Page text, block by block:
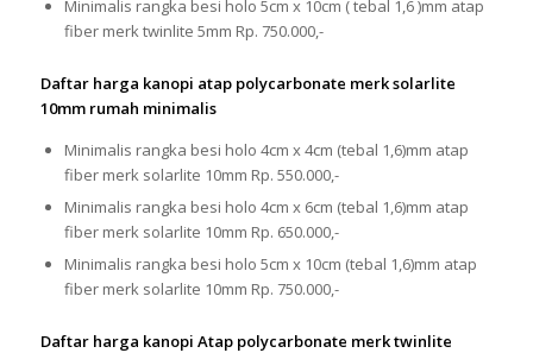
Minimalis rangka besi holo 5cm x 10cm ( tebal 1,6 )mm atap
fiber merk twinlite 5mm Rp. 750.000,-
Daftar harga kanopi atap polycarbonate merk solarlite
10mm rumah minimalis
Minimalis rangka besi holo 4cm x 4cm (tebal 1,6)mm atap
fiber merk solarlite 10mm Rp. 550.000,-
Minimalis rangka besi holo 4cm x 6cm (tebal 1,6)mm atap
fiber merk solarlite 10mm Rp. 650.000,-
Minimalis rangka besi holo 5cm x 10cm (tebal 1,6)mm atap
fiber merk solarlite 10mm Rp. 750.000,-
Daftar harga kanopi Atap polycarbonate merk twinlite